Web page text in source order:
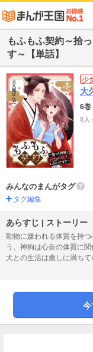
もふもふ契約～拾
す～【単話】
少
大
6巻
8人
みんなのまんがタグ
タグ編集
あらすじ | ストーリー
動物に嫌われる体質を持
う。神狗は心奈の体質に
犬との生活は癒しに満ち
メンのケモミミ神様と一
今